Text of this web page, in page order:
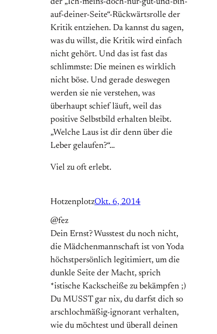
der „Ich-meins-doch-nur-gut-und-bin-
auf-deiner-Seite“-Rückwärtsrolle der
Kritik entziehen. Da kannst du sagen,
was du willst, die Kritik wird einfach
nicht gehört. Und das ist fast das
schlimmste: Die meinen es wirklich
nicht böse. Und gerade deswegen
werden sie nie verstehen, was
überhaupt schief läuft, weil das
positive Selbstbild erhalten bleibt.
„Welche Laus ist dir denn über die
Leber gelaufen?“…
Viel zu oft erlebt.
HotzenplotzOkt. 6, 2014
@fez
Dein Ernst? Wusstest du noch nicht,
die Mädchenmannschaft ist von Yoda
höchstpersönlich legitimiert, um die
dunkle Seite der Macht, sprich
*istische Kackscheiße zu bekämpfen ;)
Du MUSST gar nix, du darfst dich so
arschlochmäßig-ignorant verhalten,
wie du möchtest und überall deinen